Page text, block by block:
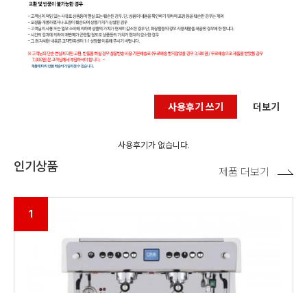
사용후기 쓰기 더보기
사용후기가 없습니다.
인기상품
1
제품 더보기